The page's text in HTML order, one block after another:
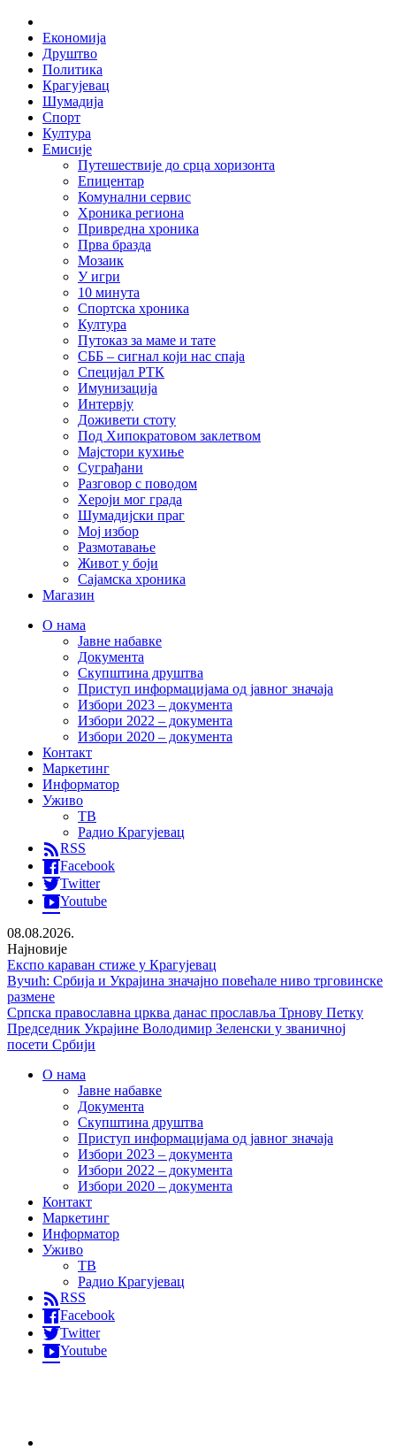
Skip
content
Економија
Друштво
Политика
Крагујевац
Шумадија
Спорт
Култура
Емисије
Путешествије до срца хоризонта
Епицентар
Комунални сервис
Хроника региона
Привредна хроника
Прва бразда
Мозаик
У игри
10 минута
Спортска хроника
Култура
Путоказ за маме и тате
СББ – сигнал који нас спаја
Специјал РТК
Имунизација
Интервју
Доживети стоту
Под Хипократовом заклетвом
Мајстори кухиње
Суграђани
Разговор с поводом
Хероји мог града
Шумадијски праг
Мој избор
Размотавање
Живот у боји
Сајамска хроника
Магазин
О нама
Јавне набавке
Документа
Скупштина друштва
Приступ информацијама од јавног значаја
Избори 2023 – документа
Избори 2022 – документа
Избори 2020 – документа
Контакт
Маркетинг
Информатор
Уживо
ТВ
Радио Крагујевац
RSS
Facebook
Twitter
Youtube
08.08.2026.
Најновије
Експо караван стиже у Крагујевац
Вучић: Србија и Украјина значајно повећале ниво трговинске
размене
Српска православна црква данас прославља Трнову Петку
Председник Украјине Володимир Зеленски у званичној
посети Србији
О нама
Јавне набавке
Документа
Скупштина друштва
Приступ информацијама од јавног значаја
Избори 2023 – документа
Избори 2022 – документа
Избори 2020 – документа
Контакт
Маркетинг
Информатор
Уживо
ТВ
Радио Крагујевац
RSS
Facebook
Twitter
Youtube